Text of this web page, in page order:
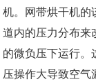
机。网带烘干机的
道内的压力分布来
的微负压下运行。
压操作大导致空气